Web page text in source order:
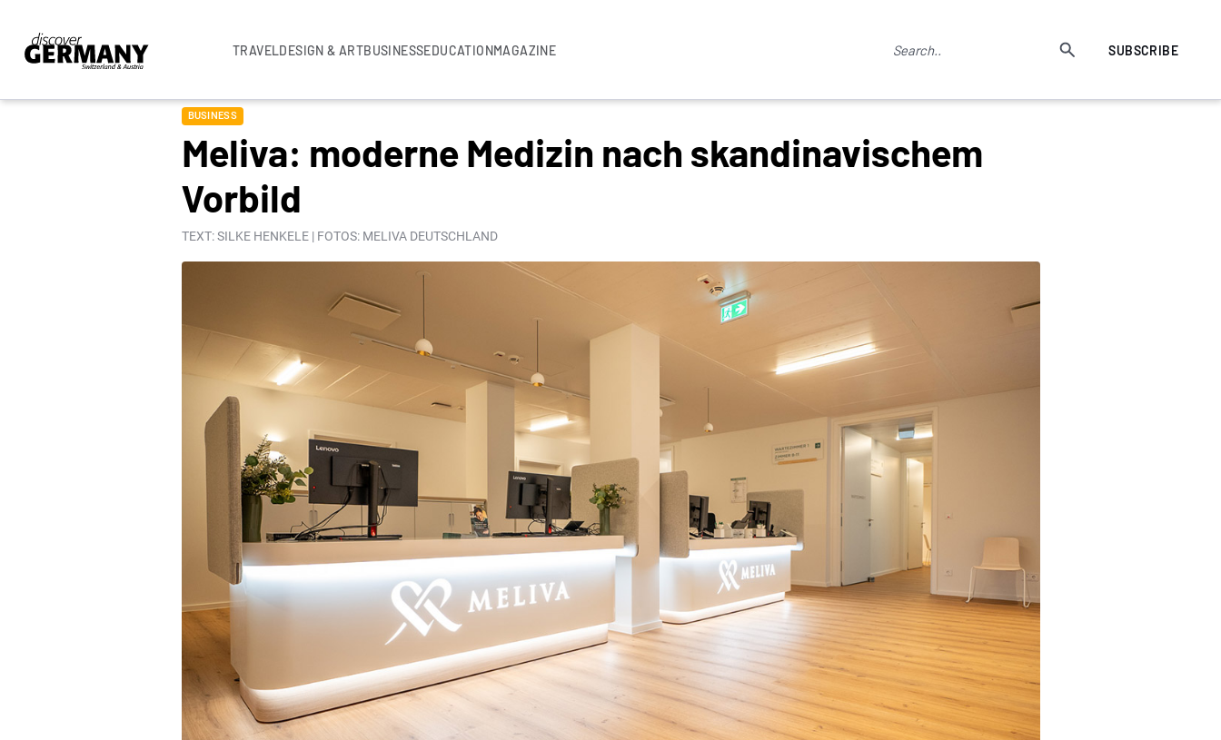
TRAVELDESIGN & ARTBUSINESSEDUCATIONMAGAZINE SUBSCRIBE
BUSINESS
Meliva: moderne Medizin nach skandinavischem
Vorbild
TEXT: SILKE HENKELE | FOTOS: MELIVA DEUTSCHLAND